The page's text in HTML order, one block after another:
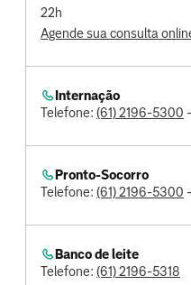
22h
Agende sua consulta
Internação
Telefone: (61) 2196-5300
Pronto-Socorro
Telefone: (61) 2196-5300
Banco de leite
Telefone: (61) 2196-5318